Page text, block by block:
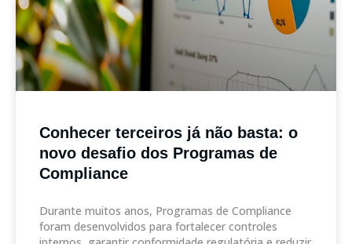
Conhecer terceiros já não basta: o
novo desafio dos Programas de
Compliance
Durante muitos anos, Programas de Compliance
foram desenvolvidos para fortalecer controles